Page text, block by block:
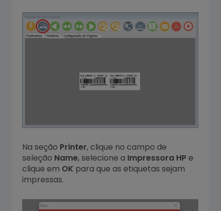
Na seção Printer, clique no campo de
seleção Name, selecione a Impressora HP e
clique em OK para que as etiquetas sejam
impressas.